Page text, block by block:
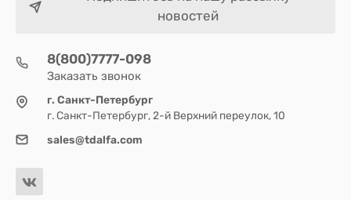
новостей
8(800)7777-098
Заказать звонок
г. Санкт-Петербург
г. Санкт-Петербург, 2-й Верхний переулок, 10
sales@tdalfa.com